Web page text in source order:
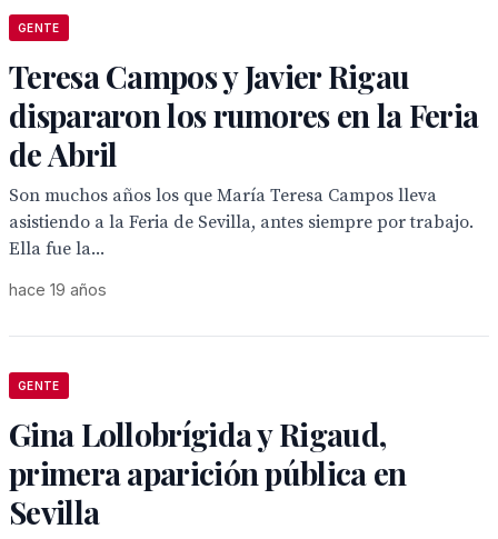
GENTE
Teresa Campos y Javier Rigau
dispararon los rumores en la Feria
de Abril
Son muchos años los que María Teresa Campos lleva
asistiendo a la Feria de Sevilla, antes siempre por trabajo.
Ella fue la...
hace 19 años
GENTE
Gina Lollobrígida y Rigaud,
primera aparición pública en
Sevilla